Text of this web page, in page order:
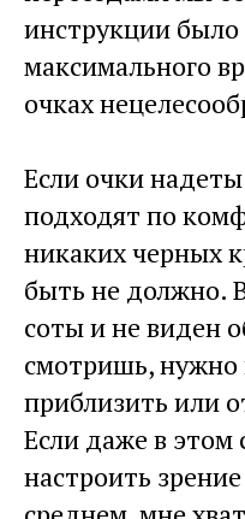
инструкции было
максимального
очках
Если очки
подходят по
никаких черных
быть не должно.
соты и не виден
смотришь, нужно
приблизить или
Если даже в этом
настроить